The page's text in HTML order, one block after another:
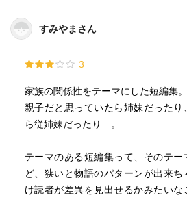
すみやまさん
3
家族の関係性をテーマにした短編集。
親子だと思っていたら姉妹だったり
ら従姉妹だったり…。
テーマのある短編集って、そのテー
ど、狭いと物語のパターンが出来
け読者が差異を見出せるかみたい